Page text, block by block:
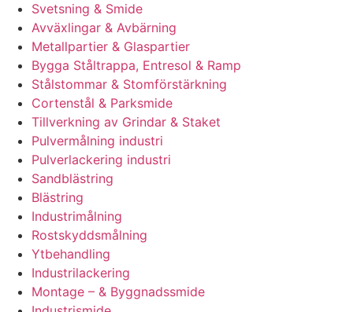
Svetsning & Smide
Avväxlingar & Avbärning
Metallpartier & Glaspartier
Bygga Ståltrappa, Entresol & Ramp
Stålstommar & Stomförstärkning
Cortenstål & Parksmide
Tillverkning av Grindar & Staket
Pulvermålning industri
Pulverlackering industri
Sandblästring
Blästring
Industrimålning
Rostskyddsmålning
Ytbehandling
Industrilackering
Montage – & Byggnadssmide